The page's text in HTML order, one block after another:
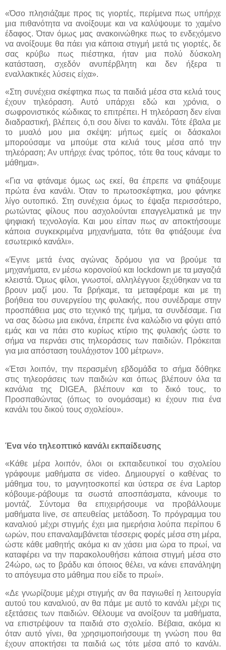
«Όσο πλησιάζαμε προς τις γιορτές, περίμενα πως υπήρχε
μια πιθανότητα να ανοίξουμε και να καλύψουμε το χαμένο
έδαφος. Όταν όμως μας ανακοινώθηκε πως το ενδεχόμενο
να ανοίξουμε θα πάει για κάποια στιγμή μετά τις γιορτές, δε
σας κρύβω πως πιέστηκα, ήταν μια πολύ δύσκολη
κατάσταση, σχεδόν ανυπέρβλητη και δεν ήξερα τι
εναλλακτικές λύσεις είχα».
«Στη συνέχεια σκέφτηκα πως τα παιδιά μέσα στα κελιά τους
έχουν τηλεόραση. Αυτό υπάρχει εδώ και χρόνια, ο
σωφρονιστικός κώδικας το επιτρέπει. Η τηλεόραση δεν είναι
διαδραστική, βλέπεις ό,τι σου δίνει το κανάλι. Τότε έβαλα με
το μυαλό μου μια σκέψη: μήπως εμείς οι δάσκαλοι
μπορούσαμε να μπούμε στα κελιά τους μέσα από την
τηλεόραση; Αν υπήρχε ένας τρόπος, τότε θα τους κάναμε το
μάθημα».
«Για να φτάναμε όμως ως εκεί, θα έπρεπε να φτιάξουμε
πρώτα ένα κανάλι. Όταν το πρωτοσκέφτηκα, μου φάνηκε
λίγο ουτοπικό. Στη συνέχεια όμως το έψαξα περισσότερο,
ρωτώντας φίλους που ασχολούνται επαγγελματικά με την
ψηφιακή τεχνολογία. Και μου είπαν πως αν αποκτήσουμε
κάποια συγκεκριμένα μηχανήματα, τότε θα φτιάξουμε ένα
εσωτερικό κανάλι».
«Έγινε μετά ένας αγώνας δρόμου για να βρούμε τα
μηχανήματα, εν μέσω κορονοϊού και lockdown με τα μαγαζιά
κλειστά. Όμως φίλοι, γνωστοί, αλληλέγγυοι ξεχύθηκαν να τα
βρουν μαζί μου. Τα βρήκαμε, τα μεταφέραμε και με τη
βοήθεια του συνεργείου της φυλακής, που συνέδραμε στην
προσπάθεια μας στο τεχνικό της τμήμα, τα συνδέσαμε. Για
να σας δώσω μια εικόνα, έπρεπε ένα καλώδιο να φύγει από
εμάς και να πάει στο κυρίως κτίριο της φυλακής ώστε το
σήμα να περνάει στις τηλεοράσεις των παιδιών. Πρόκειται
για μια απόσταση τουλάχιστον 100 μέτρων».
«Έτσι λοιπόν, την περασμένη εβδομάδα το σήμα δόθηκε
στις τηλεοράσεις των παιδιών και όπως βλέπουν όλα τα
κανάλια της DIGEA, βλέπουν και το δικό τους, το
Προσπαθώντας (όπως το ονομάσαμε) κι έχουν πια ένα
κανάλι του δικού τους σχολείου».
Ένα νέο τηλεοπτικό κανάλι εκπαίδευσης
«Κάθε μέρα λοιπόν, όλοι οι εκπαιδευτικοί του σχολείου
γράφουμε μαθήματα σε video. Δημιουργεί ο καθένας το
μάθημα του, το μαγνητοσκοπεί και ύστερα σε ένα Laptop
κόβουμε-ράβουμε τα σωστά αποσπάσματα, κάνουμε το
μοντάζ. Σύντομα θα επιχειρήσουμε να προβάλλουμε
μαθήματα live, σε απευθείας μετάδοση. Το πρόγραμμα του
καναλιού μέχρι στιγμής έχει μια ημερήσια λούπα περίπου 6
ωρών, που επαναλαμβάνεται τέσσερις φορές μέσα στη μέρα,
ώστε κάθε μαθητής ακόμα κι αν χάσει μια ώρα το πρωί, να
καταφέρει να την παρακολουθήσει κάποια στιγμή μέσα στο
24ώρο, ως το βράδυ και όποιος θέλει, να κάνει επανάληψη
το απόγευμα στο μάθημα που είδε το πρωί».
«Δε γνωρίζουμε μέχρι στιγμής αν θα παγιωθεί η λειτουργία
αυτού του καναλιού, αν θα πάμε με αυτό το κανάλι μέχρι τις
εξετάσεις των παιδιών. Θέλουμε να ανοίξουν τα μαθήματα,
να επιστρέψουν τα παιδιά στο σχολείο. Βέβαια, ακόμα κι
όταν αυτό γίνει, θα χρησιμοποιήσουμε τη γνώση που θα
έχουν αποκτήσει τα παιδιά ως τότε μέσα από το κανάλι.